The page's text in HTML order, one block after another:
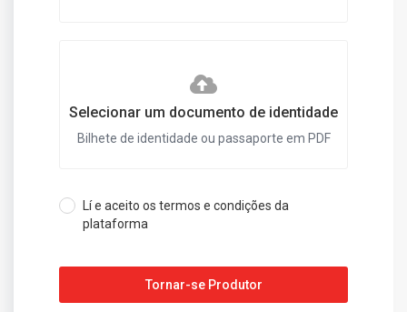
Selecionar um documento de identidade
Bilhete de identidade ou passaporte em PDF
Lí e aceito os termos e condições da
plataforma
Tornar-se Produtor